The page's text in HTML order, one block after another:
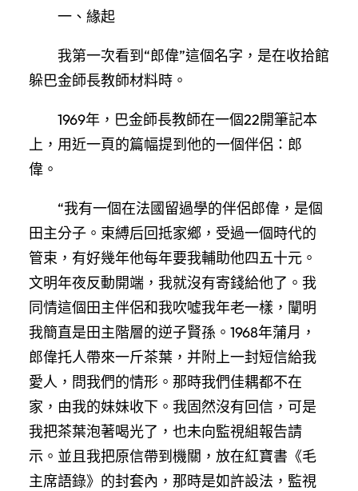
一、緣起
我第一次看到“郎偉”這個名字，是在收拾館
躲巴金師長教師材料時。
1969年，巴金師長教師在一個22開筆記本
上，用近一頁的篇幅提到他的一個伴侶：郎
偉。
“我有一個在法國留過學的伴侶郎偉，是個
田主分子。束縛后回抵家鄉，受過一個時代的
管束，有好幾年他每年要我輔助他四五十元。
文明年夜反動開端，我就沒有寄錢給他了。我
同情這個田主伴侶和我吹噓我年老一樣，闡明
我簡直是田主階層的逆子賢孫。1968年蒲月，
郎偉托人帶來一斤茶葉，并附上一封短信給我
愛人，問我們的情形。那時我們佳耦都不在
家，由我的妹妹收下。我固然沒有回信，可是
我把茶葉泡著喝光了，也未向監視組報告請
示。並且我把原信帶到機關，放在紅寶書《毛
主席語錄》的封套內，那時是如許設法，監視